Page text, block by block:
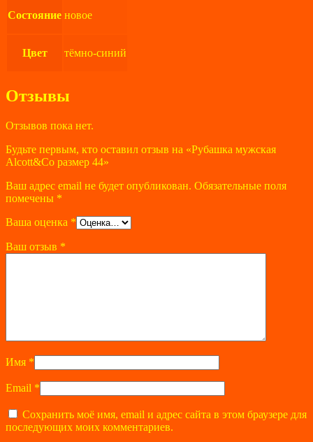
Состояние новое
Цвет тёмно-синий
Отзывы
Отзывов пока нет.
Будьте первым, кто оставил отзыв на «Рубашка мужская
Alcott&Co размер 44»
Ваш адрес email не будет опубликован. Обязательные поля
помечены *
Ваша оценка *
Ваш отзыв *
Имя *
Email *
Сохранить моё имя, email и адрес сайта в этом браузере для
последующих моих комментариев.